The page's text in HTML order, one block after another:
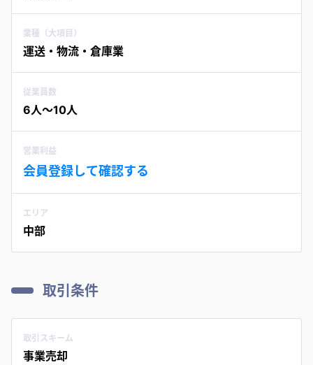
業種（大項目）
運送・物流・倉庫業
従業員数
6人〜10人
営業利益
会員登録して確認する
エリア
中部
取引条件
取引スキーム
事業売却